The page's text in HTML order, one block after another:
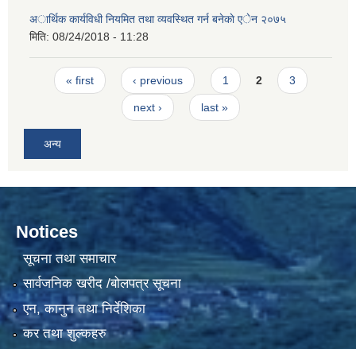
अार्थिक कार्यविधी नियमित तथा व्यवस्थित गर्न बनेकाे एेन २०७५
मिति: 08/24/2018 - 11:28
Pages
« first ‹ previous 1 2 3
next › last »
अन्य
Notices
सूचना तथा समाचार
सार्वजनिक खरीद /बोलपत्र सूचना
एन, कानुन तथा निर्देशिका
कर तथा शुल्कहरु